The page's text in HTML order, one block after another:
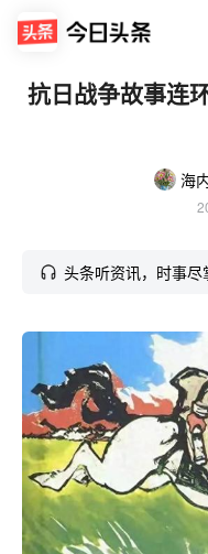
抗日战争故事连
头条听资讯，时事尽